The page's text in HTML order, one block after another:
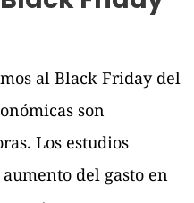
al Black Friday del
son
Los estudios
del gasto en